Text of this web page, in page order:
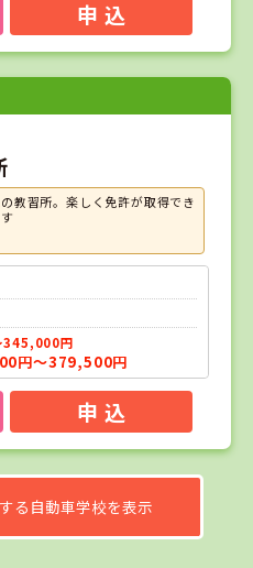
申 込
教習所。楽しく免許が取得でき
円
円～379,500円
申 込
る自動車学校を表示